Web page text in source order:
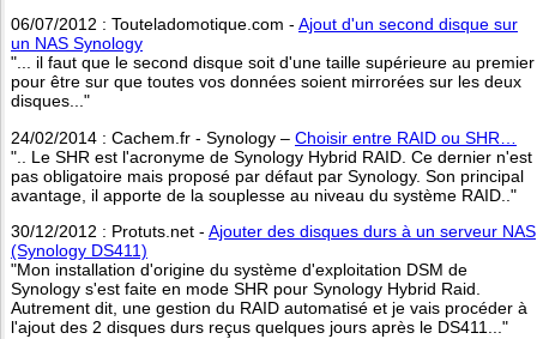
06/07/2012 : Touteladomotique.com - Ajout d'un second disque sur
un NAS Synology
"... il faut que le second disque soit d'une taille supérieure au premier
pour être sur que toutes vos données soient mirrorées sur les deux
disques..."
24/02/2014 : Cachem.fr - Synology – Choisir entre RAID ou SHR…
".. Le SHR est l'acronyme de Synology Hybrid RAID. Ce dernier n'est
pas obligatoire mais proposé par défaut par Synology. Son principal
avantage, il apporte de la souplesse au niveau du système RAID.."
30/12/2012 : Protuts.net - Ajouter des disques durs à un serveur NAS
(Synology DS411)
"Mon installation d'origine du système d'exploitation DSM de
Synology s'est faite en mode SHR pour Synology Hybrid Raid.
Autrement dit, une gestion du RAID automatisé et je vais procéder à
l'ajout des 2 disques durs reçus quelques jours après le DS411..."